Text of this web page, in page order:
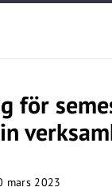
för
mars 2023